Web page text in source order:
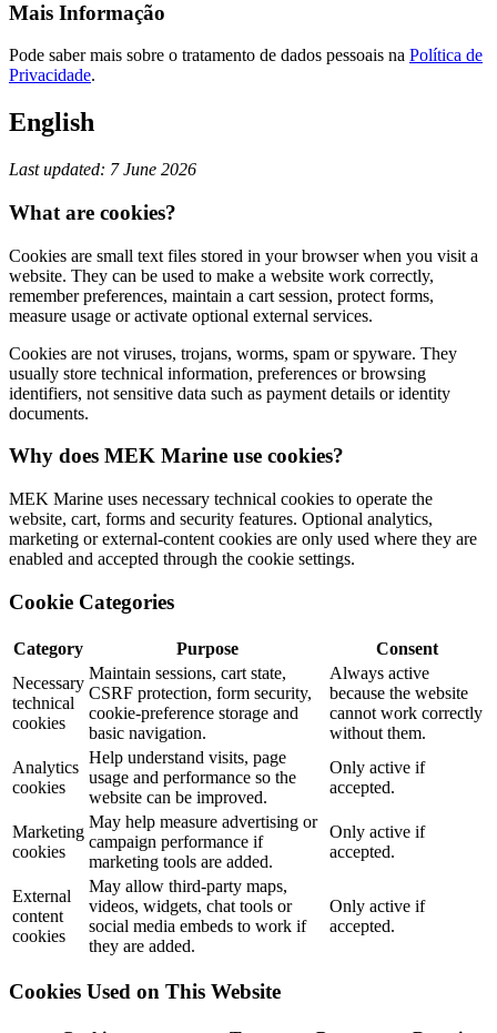
Mais Informação
Pode saber mais sobre o tratamento de dados pessoais na Política de
Privacidade.
English
Last updated: 7 June 2026
What are cookies?
Cookies are small text files stored in your browser when you visit a
website. They can be used to make a website work correctly,
remember preferences, maintain a cart session, protect forms,
measure usage or activate optional external services.
Cookies are not viruses, trojans, worms, spam or spyware. They
usually store technical information, preferences or browsing
identifiers, not sensitive data such as payment details or identity
documents.
Why does MEK Marine use cookies?
MEK Marine uses necessary technical cookies to operate the
website, cart, forms and security features. Optional analytics,
marketing or external-content cookies are only used where they are
enabled and accepted through the cookie settings.
Cookie Categories
Category Purpose
Consent
Necessary
technical
cookies
Maintain sessions, cart state,
CSRF protection, form security,
cookie-preference storage and
basic navigation.
Always active
because the website
cannot work correctly
without them.
Analytics
cookies
Help understand visits, page
usage and performance so the
website can be improved.
Only active if
accepted.
Marketing
cookies
May help measure advertising or
campaign performance if
marketing tools are added.
Only active if
accepted.
External
content
cookies
May allow third-party maps,
videos, widgets, chat tools or
social media embeds to work if
they are added.
Only active if
accepted.
Cookies Used on This Website